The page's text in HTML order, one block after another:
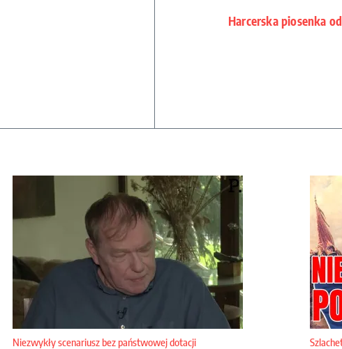
Harcerska piosenka
Niezwykły scenariusz bez państwowej dotacji